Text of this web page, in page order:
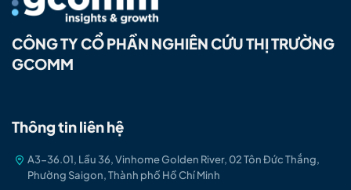
CÔNG TY CỔ PHẦN NGHIÊN CỨU THỊ TRƯỜNG
GCOMM
Thông tin liên hệ
A3-36.01, Lầu 36, Vinhome Golden River, 02 Tôn Đức Thắng,
Phường Saigon, Thành phố Hồ Chí Minh